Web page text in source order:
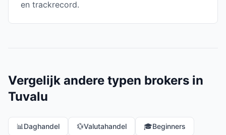
en trackrecord.
Vergelijk andere typen brokers in
Tuvalu
📊 Daghandel 💱Valutahandel 🎓Beginners